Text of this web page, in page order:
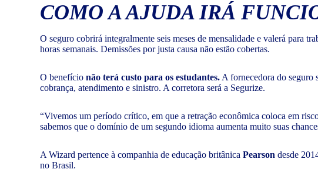
COMO A AJUDA IRÁ
O seguro cobrirá integralmente seis meses de mensalidade e valerá para
horas semanais. Demissões por justa causa não estão cobertas.
O benefício não terá custo para os estudantes. A fornecedora do seguro
cobrança, atendimento e sinistro. A corretora será a Segurize.
“Vivemos um período crítico, em que a retração econômica coloca em
sabemos que o domínio de um segundo idioma aumenta muito suas
A Wizard pertence à companhia de educação britânica Pearson desde
no Brasil.